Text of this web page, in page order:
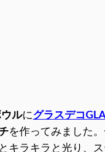
ルにグラスデコ
を作ってみました
キラキラと光り、